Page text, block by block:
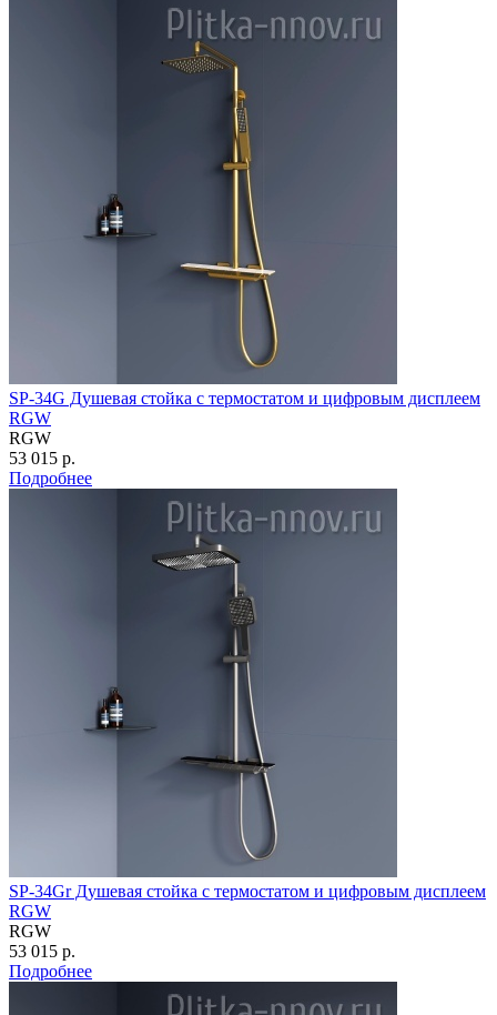
SP-34G Душевая стойка с термостатом и цифровым дисплеем
RGW
RGW
53 015 р.
Подробнее
SP-34Gr Душевая стойка с термостатом и цифровым дисплеем
RGW
RGW
53 015 р.
Подробнее